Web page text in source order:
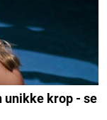
unikke krop - se